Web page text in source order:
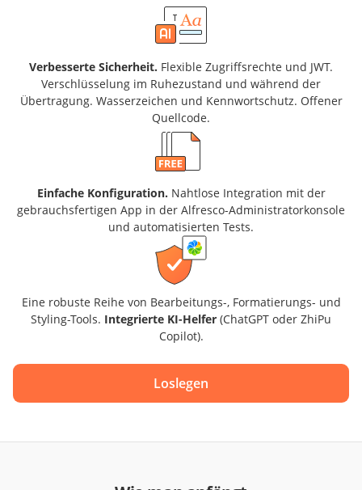
Verbesserte Sicherheit. Flexible Zugriffsrechte und JWT.
Verschlüsselung im Ruhezustand und während der
Übertragung. Wasserzeichen und Kennwortschutz. Offener
Quellcode.
Einfache Konfiguration. Nahtlose Integration mit der
gebrauchsfertigen App in der Alfresco-Administratorkonsole
und automatisierten Tests.
Eine robuste Reihe von Bearbeitungs-, Formatierungs- und
Styling-Tools. Integrierte KI-Helfer (ChatGPT oder ZhiPu
Copilot).
Loslegen